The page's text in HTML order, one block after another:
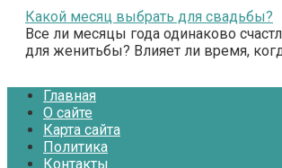
Какой месяц выбрать для свадьбы?
Все ли месяцы года одинаково
для женитьбы? Влияет ли время,
Главная
О сайте
Карта сайта
Политика
Контакты